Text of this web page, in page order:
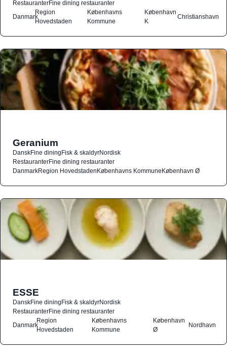
RestauranterFine dining restauranter
Danmark
Region
Hovedstaden
Københavns
Kommune
København
K
Christianshavn
Geranium
DanskFine diningFisk & skaldyrNordisk
RestauranterFine dining restauranter
DanmarkRegion HovedstadenKøbenhavns KommuneKøbenhavn Ø
ESSE
DanskFine diningFisk & skaldyrNordisk
RestauranterFine dining restauranter
Danmark
Region
Hovedstaden
Københavns
Kommune
København
Ø
Nordhavn